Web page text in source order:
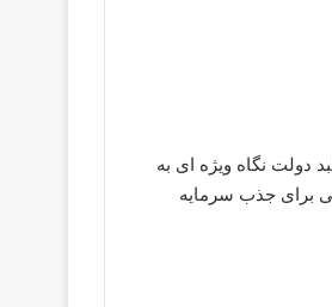
نگاه ویژه ای به
برای جذب سرمایه